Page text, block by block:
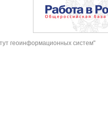
геоинформационных систем"